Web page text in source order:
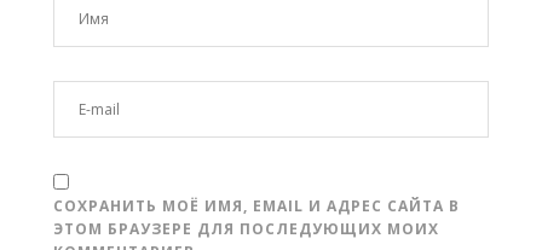
СОХРАНИТЬ МОЁ ИМЯ, EMAIL И АДРЕС САЙТА В
ЭТОМ БРАУЗЕРЕ ДЛЯ ПОСЛЕДУЮЩИХ МОИХ